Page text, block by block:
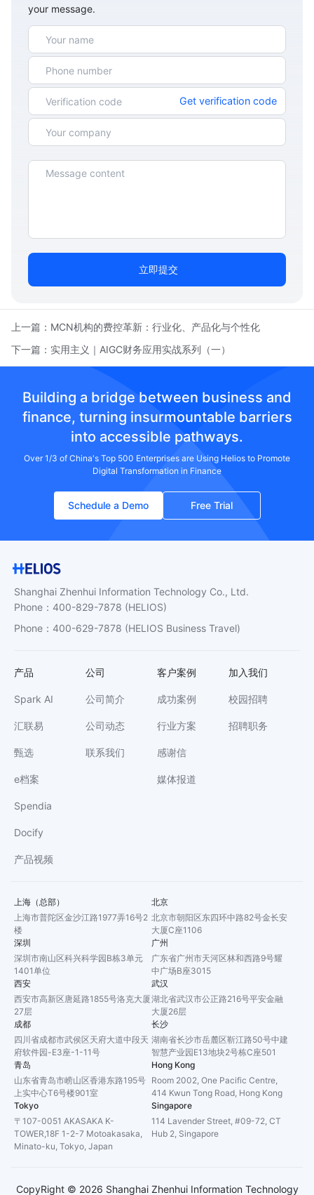
your message.
Get verification code
立即提交
上一篇： MCN机构的费控革新：行业化、产品化与个性化
下一篇： 实用主义｜AIGC财务应用实战系列（一）
Building a bridge between business and
finance, turning insurmountable barriers
into accessible pathways.
Over 1/3 of China's Top 500 Enterprises are Using Helios to Promote
Digital Transformation in Finance
Schedule a Demo Free Trial
Shanghai Zhenhui Information Technology Co., Ltd.
Phone ： 400-829-7878 (HELIOS)
Phone ： 400-629-7878 (HELIOS Business Travel)
产品
Spark AI
汇联易
甄选
e档案
Spendia
Docify
产品视频
公司
公司简介
公司动态
联系我们
客户案例
成功案例
行业方案
感谢信
媒体报道
加入我们
校园招聘
招聘职务
上海（总部）
上海市普陀区金沙江路1977弄16号2
楼
北京
北京市朝阳区东四环中路82号金长安
大厦C座1106
深圳
深圳市南山区科兴科学园B栋3单元
1401单位
广州
广东省广州市天河区林和西路9号耀
中广场B座3015
西安
西安市高新区唐延路1855号洛克大厦
27层
武汉
湖北省武汉市公正路216号平安金融
大厦26层
成都
四川省成都市武侯区天府大道中段天
府软件园-E3座-1-11号
长沙
湖南省长沙市岳麓区靳江路50号中建
智慧产业园E13地块2号栋C座501
青岛
山东省青岛市崂山区香港东路195号
上实中心T6号楼901室
Hong Kong
Room 2002, One Pacific Centre,
414 Kwun Tong Road, Hong Kong
Tokyo
〒107-0051 AKASAKA K-
TOWER,18F 1-2-7 Motoakasaka,
Minato-ku, Tokyo, Japan
Singapore
114 Lavender Street, #09-72, CT
Hub 2, Singapore
CopyRight © 2026 Shanghai Zhenhui Information Technology